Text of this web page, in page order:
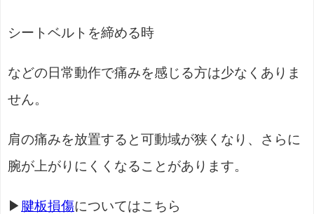
シートベルトを締める時
などの日常動作で痛みを感じる方は少なくありま
せん。
肩の痛みを放置すると可動域が狭くなり、さらに
腕が上がりにくくなることがあります。
▶ 腱板損傷についてはこちら